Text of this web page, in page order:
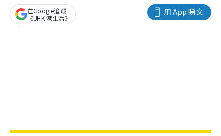
用 App 睇文
在Google追蹤
《UHK 港生活》